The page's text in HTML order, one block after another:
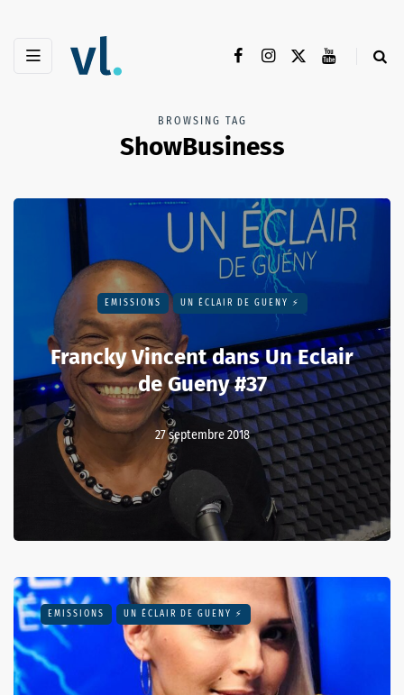
BROWSING TAG
ShowBusiness
EMISSIONS UN ÉCLAIR DE GUENY ⚡️
Francky Vincent dans Un Eclair
de Gueny #37
27 septembre 2018
EMISSIONS UN ÉCLAIR DE GUENY ⚡️